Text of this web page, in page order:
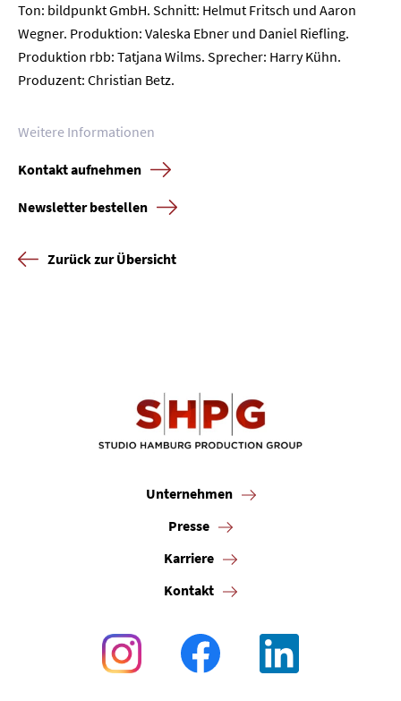
Ton: bildpunkt GmbH. Schnitt: Helmut Fritsch und Aaron
Wegner. Produktion: Valeska Ebner und Daniel Riefling.
Produktion rbb: Tatjana Wilms. Sprecher: Harry Kühn.
Produzent: Christian Betz.
Weitere Informationen
Kontakt aufnehmen
Newsletter bestellen
Zurück zur Übersicht
Unternehmen
Presse
Karriere
Kontakt
Karriere
Kontakt